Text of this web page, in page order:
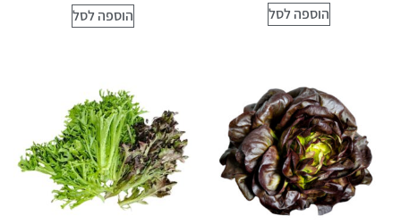
הוספה לסל הוספה לסל